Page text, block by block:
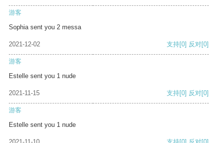
游客
Sophia sent you 2 messa
2021-12-02 支持[0] 反对[0]
游客
Estelle sent you 1 nude
2021-11-15 支持[0] 反对[0]
游客
Estelle sent you 1 nude